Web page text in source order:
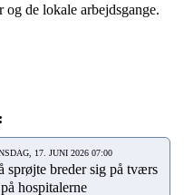
de lokale arbejdsgange.
17. JUNI 2026 07:00
sprøjte breder sig på tværs
hospitalerne